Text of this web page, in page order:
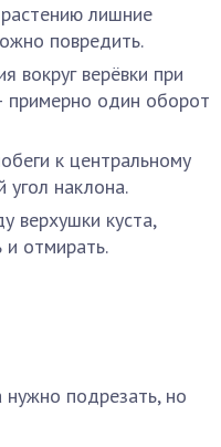
лишние
повредить.
вокруг верёвки при
примерно один оборот
к центральному
наклона.
верхушки куста,
отмирать.
подрезать, но